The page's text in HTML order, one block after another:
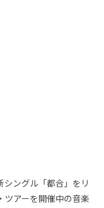
シングル「都合」をリ
ツアーを開催中の音楽